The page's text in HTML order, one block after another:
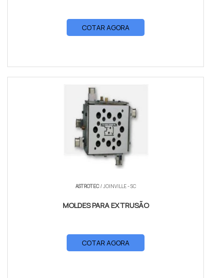
COTAR AGORA
ASTROTEC/ JOINVILLE - SC
MOLDES PARA EXTRUSÃO
COTAR AGORA